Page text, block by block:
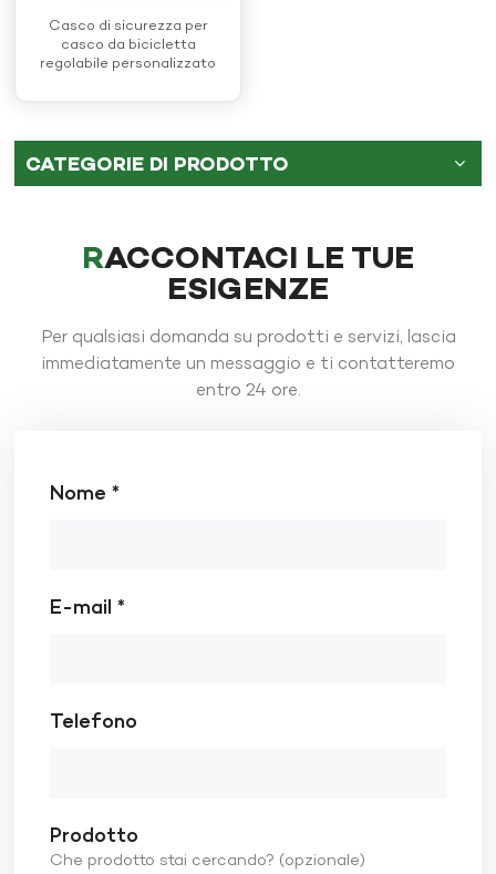
Casco di sicurezza per
casco da bicicletta
regolabile personalizzato
CATEGORIE DI PRODOTTO
RACCONTACI LE TUE
ESIGENZE
Per qualsiasi domanda su prodotti e servizi, lascia
immediatamente un messaggio e ti contatteremo
entro 24 ore.
Nome *
E-mail *
Telefono
Prodotto
Che prodotto stai cercando? (opzionale)